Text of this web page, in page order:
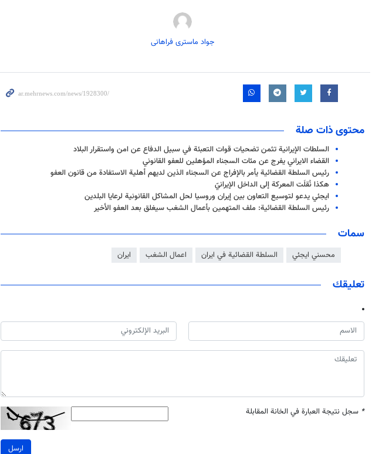
جواد ماستری فراهانی
محتوى ذات صلة
السلطات الإيرانية تثمن تضحيات قوات التعبئة في سبيل الدفاع عن امن واستقرار البلاد
القضاء الايراني يفرج عن مئات السجناء المؤهلين للعفو القانوني
رئيس السلطة القضائية يأمر بالإفراج عن السجناء الذين لديهم أهلية الاستفادة من قانون العفو
هكذا نُقلَت المعركة إلى الداخل الإيرانيّ
ايجئي يدعو لتوسيع التعاون بين إيران وروسيا لحل المشاكل القانونية لرعايا البلدين
رئيس السلطة القضائية: ملف المتهمين بأعمال الشغب سیغلق بعد العفو الأخير
سمات
محسني ايجئي السلطة القضائية في ايران اعمال الشغب ايران
تعليقك
* سجل نتيجة العبارة في الخانة المقابلة
ارسل